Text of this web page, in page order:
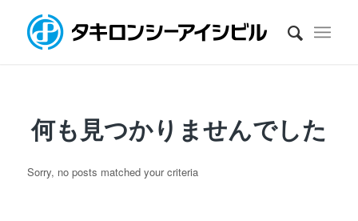
何も見つかりませんでした
Sorry, no posts matched your criteria